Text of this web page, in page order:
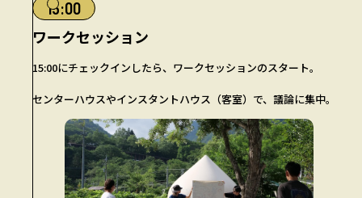
15:00
ワークセッション
15:00にチェックインしたら、ワークセッションのスタート。
センターハウスやインスタントハウス（客室）で、議論に集中。